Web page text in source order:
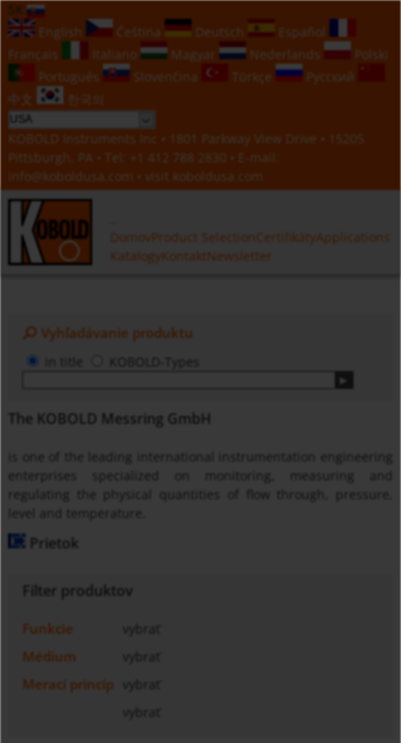
SK
English
Čeština Deutsch
Español
Français
Italiano Magyar Nederlands
Polski
Português
Slovenčina Türkçe
Русский
中文
한국의
KOBOLD Instruments Inc • 1801 Parkway View Drive • 15205
Pittsburgh, PA • Tel:
+1 412 788 2830 • E-mail:
info@koboldusa.com • visit koboldusa.com
DomovProduct Selection CertifikátyApplications
KatalogyKontaktNewsletter
Vyhľadávanie produktu
KOBOLD-Types
The KOBOLD Messring GmbH
is one of the leading international instrumentation engineering
enterprises specialized on monitoring, measuring and
regulating the physical quantities of flow through, pressure,
level and temperature.
Prietok
Filter produktov
Funkcie
Médium
Merací princíp